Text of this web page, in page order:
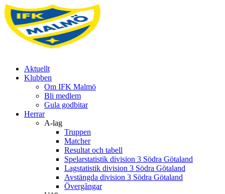
Aktuellt
Klubben
Om IFK Malmö
Bli medlem
Gula godbitar
Herrar
A-lag
Truppen
Matcher
Resultat och tabell
Spelarstatistik division 3 Södra Götaland
Lagstatistik division 3 Södra Götaland
Avstängda division 3 Södra Götaland
Övergångar